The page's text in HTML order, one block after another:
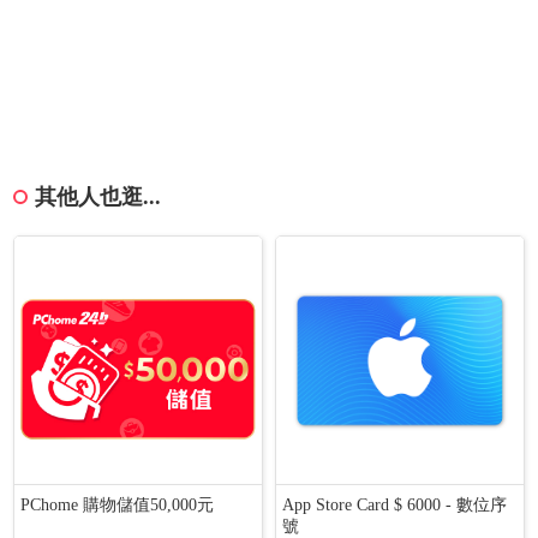
其他人也逛...
PChome 購物儲值50,000元
App Store Card $ 6000 - 數位序
號